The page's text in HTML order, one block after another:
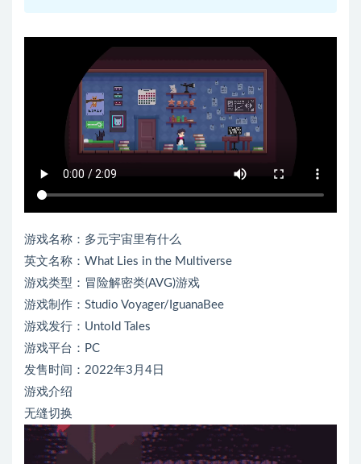
游戏名称：多元宇宙里有什么
英文名称：What Lies in the Multiverse
游戏类型：冒险解密类(AVG)游戏
游戏制作：Studio Voyager/IguanaBee
游戏发行：Untold Tales
游戏平台：PC
发售时间：2022年3月4日
游戏介绍
无缝切换